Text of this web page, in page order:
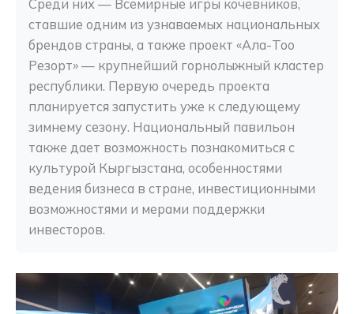
Среди них — Всемирные игры кочевников,
ставшие одним из узнаваемых национальных
брендов страны, а также проект «Ала-Тоо
Резорт» — крупнейший горнолыжный кластер
республики. Первую очередь проекта
планируется запустить уже к следующему
зимнему сезону. Национальный павильон
также дает возможность познакомиться с
культурой Кыргызстана, особенностями
ведения бизнеса в стране, инвестиционными
возможностями и мерами поддержки
инвесторов.